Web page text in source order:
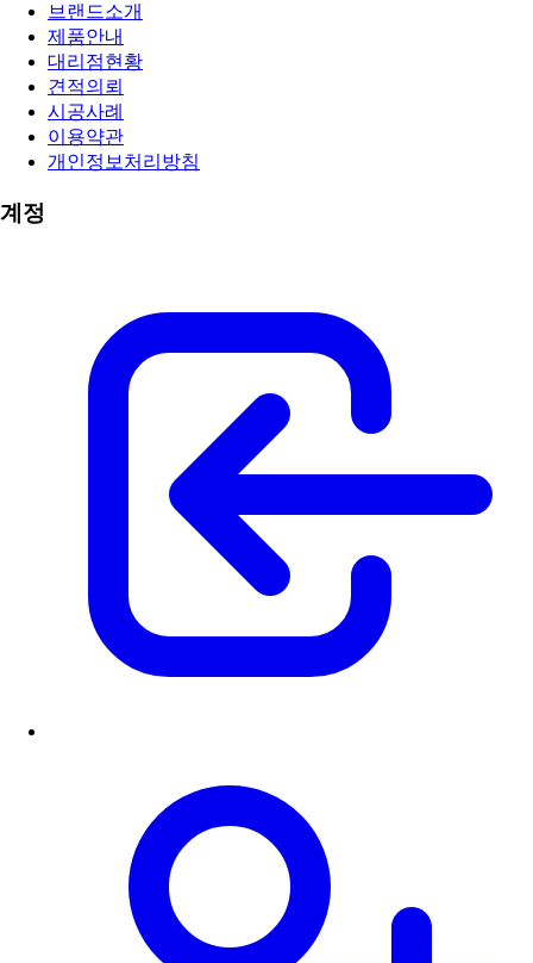
브랜드소개
제품안내
대리점현황
견적의뢰
시공사례
이용약관
개인정보처리방침
계정